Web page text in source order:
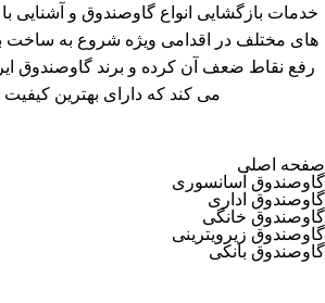
خدمات بازگشایی انواع گاوصندوق و
های مختلف در اقدامی ویژه شروع به ساخت
می کند که دارای بهترین
صفحه اصلی
گاوصندوق آسانسوری
گاوصندوق اداری
گاوصندوق خانگی
گاوصندوق زیرویترینی
گاوصندوق بانکی